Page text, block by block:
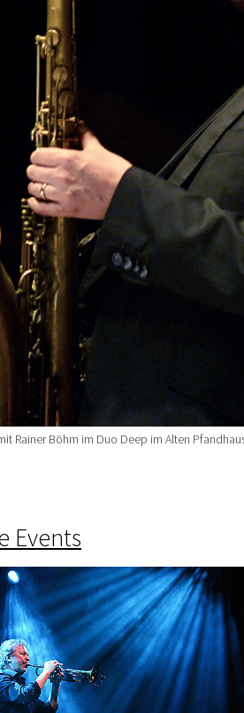
Rainer Böhm im Duo Deep im Alten
Events